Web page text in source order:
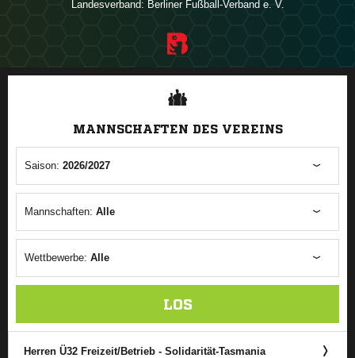
Landesverband: Berliner Fußball-Verband e. V.
ANZEIGE
MANNSCHAFTEN DES VEREINS
Saison: 2026/2027
Mannschaften: Alle
Wettbewerbe: Alle
LOS
Herren Ü32 Freizeit/Betrieb - Solidarität-Tasmania